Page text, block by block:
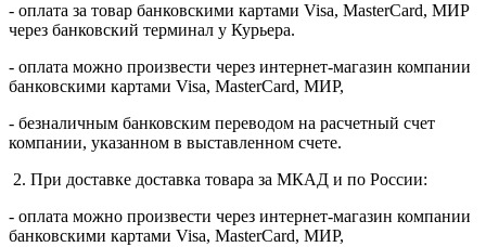
- оплата за товар банковскими картами Visa, MasterСard, МИР
через банковский терминал у Курьера.
- оплата можно произвести через интернет-магазин компании
банковскими картами Visa, MasterСard, МИР,
- безналичным банковским переводом на расчетный счет
компании, указанном в выставленном счете.
2. При доставке доставка товара за МКАД и по России:
- оплата можно произвести через интернет-магазин компании
банковскими картами Visa, MasterСard, МИР,